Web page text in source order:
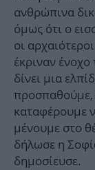
ανθρώπινα
όμως ότι ο
οι
έκριναν
δίνει μια
προσπαθούμε,
καταφέρουμε
μένουμε στο
δήλωσε η
δημοσίευσε.